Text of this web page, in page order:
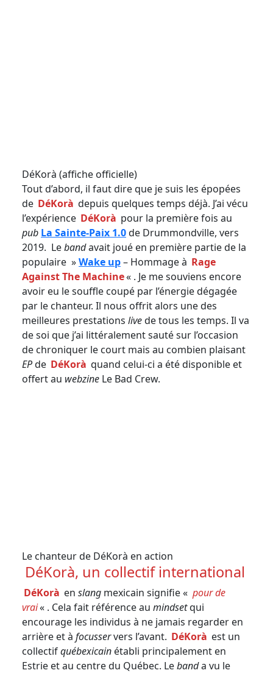
DéKorà (affiche officielle)
Tout d’abord, il faut dire que je suis les épopées
de DéKorà depuis quelques temps déjà. J’ai vécu
l’expérience DéKorà pour la première fois au
pub La Sainte-Paix 1.0de Drummondville, vers
2019. Lebandavait joué en première partie de la
populaire »Wake up– Hommage à Rage
Against The Machine« . Je me souviens encore
avoir eu le souffle coupé par l’énergie dégagée
par le chanteur. Il nous offrit alors une des
meilleures prestations livede tous les temps. Il va
de soi que j’ai littéralement sauté sur l’occasion
de chroniquer le court mais au combien plaisant
EPde DéKorà quand celui-ci a été disponible et
offert au webzine Le Bad Crew.
Le chanteur de DéKorà en action
DéKorà, un collectif international
DéKorà en slang mexicain signifie « pour de
vrai« . Cela fait référence aumindsetqui
encourage les individus à ne jamais regarder en
arrière et à focusservers l’avant. DéKorà est un
collectifquébexicain établi principalement en
Estrie et au centre du Québec. Lebanda vu le